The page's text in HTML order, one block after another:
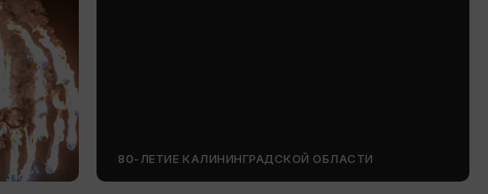
80-ЛЕТИЕ КАЛИНИНГРАДСКОЙ ОБЛАСТИ